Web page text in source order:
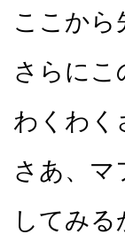
ここから
さらに
わくわく
さあ、マ
してみる